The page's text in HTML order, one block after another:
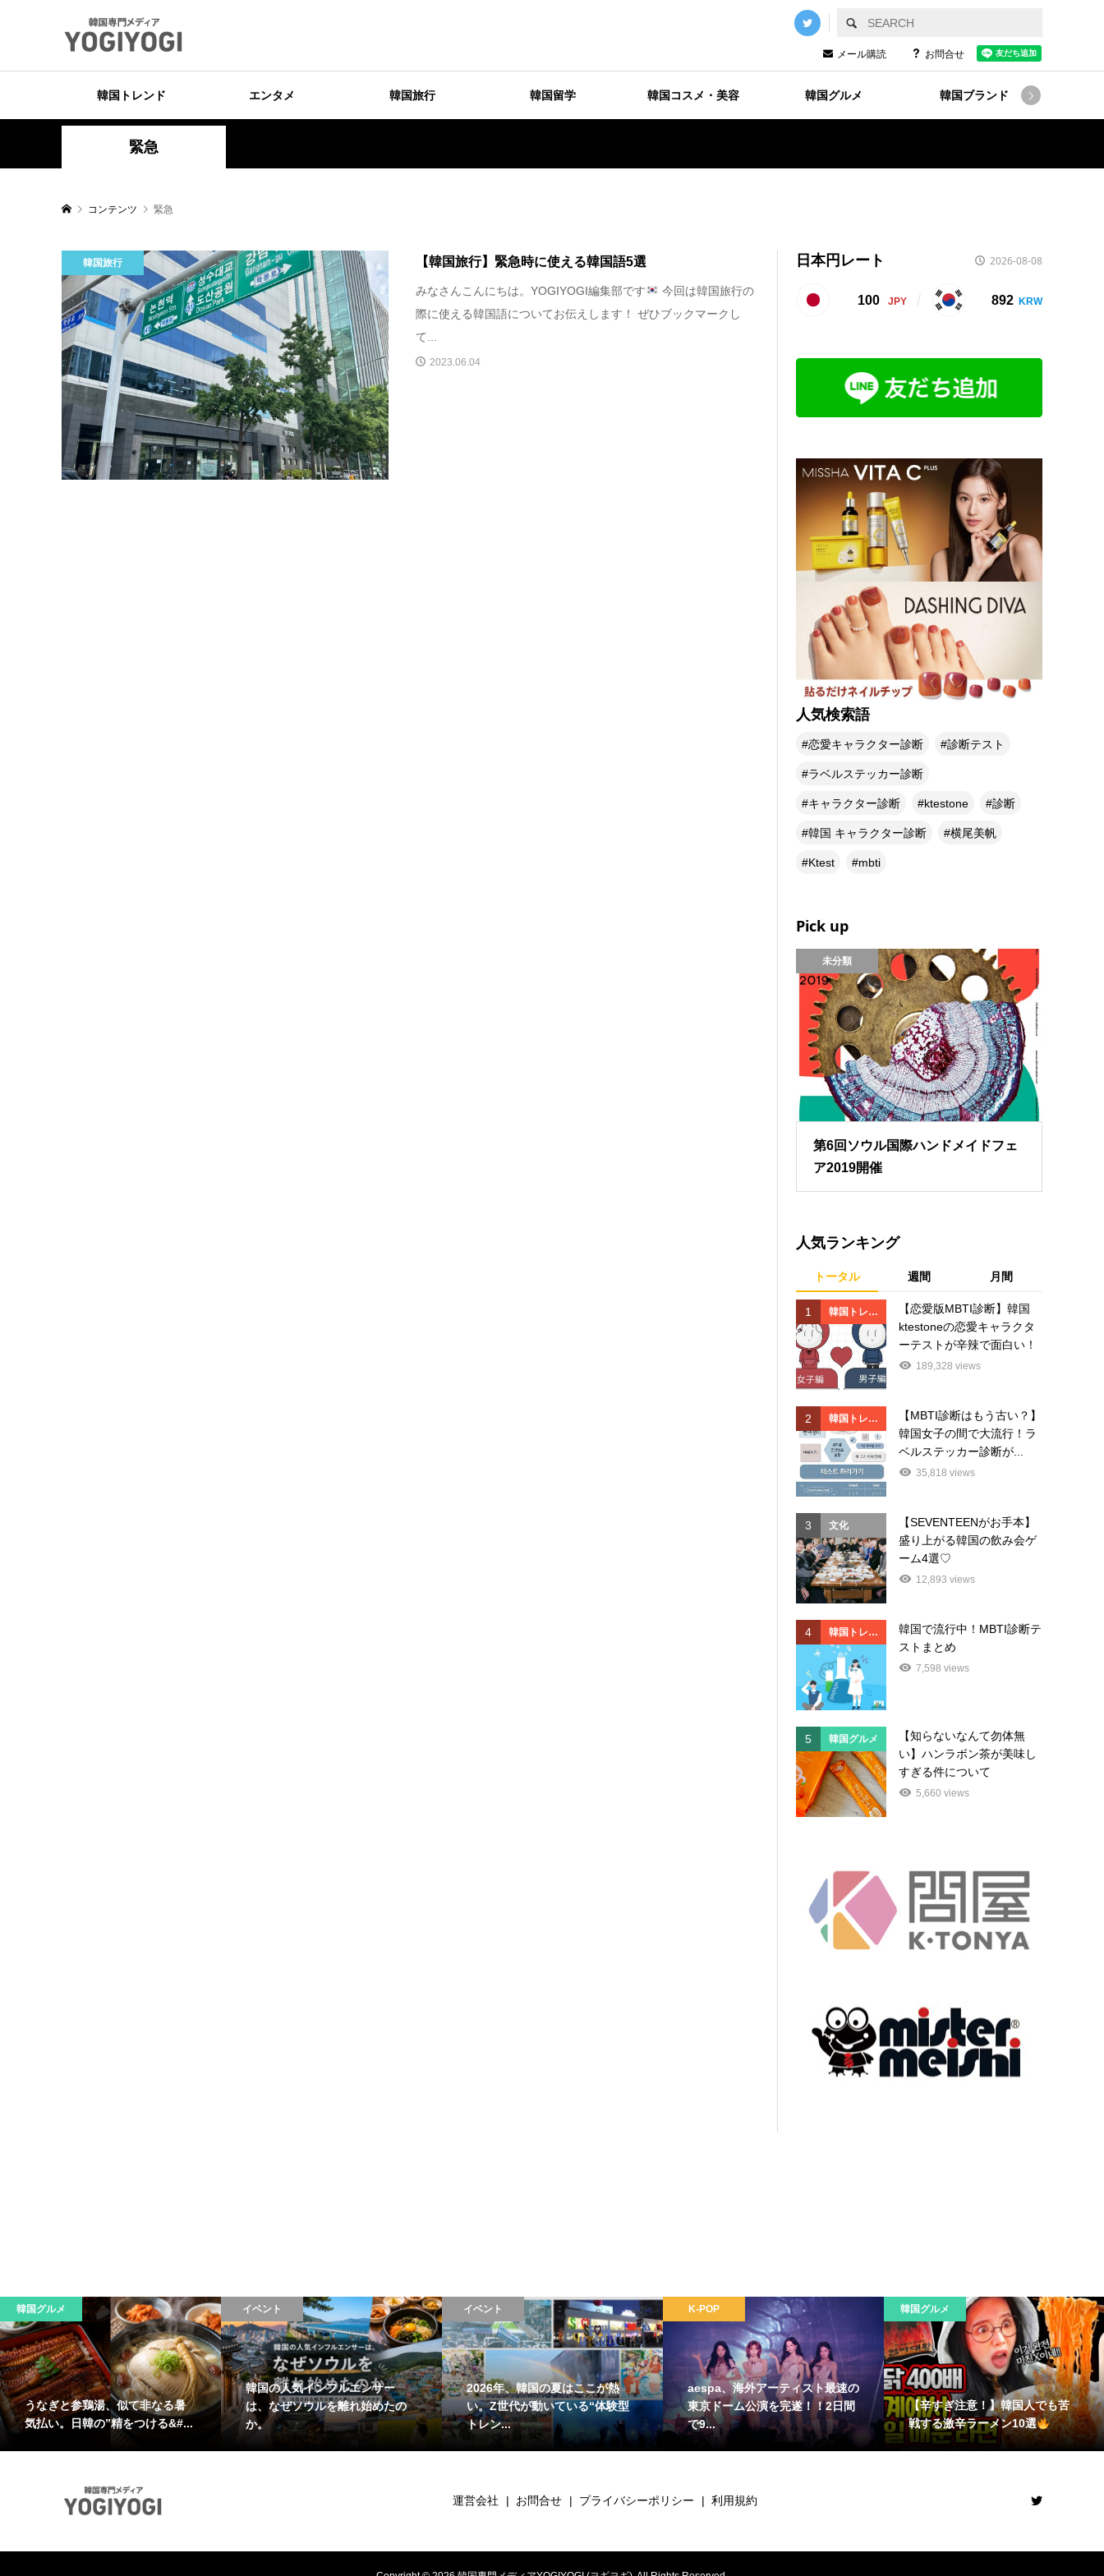
メール購読 お問合せ
韓国トレンド エンタメ 韓国旅行 韓国留学 韓国コスメ・美容 韓国グルメ 韓国ブランド 
緊急
コンテンツ 緊急
韓国旅行 【韓国旅行】緊急時に使える韓国語5選
みなさんこんにちは。YOGIYOGI編集部です
今回は韓国旅行の
際に使える韓国語についてお伝えします！ ぜひブックマークし
て...
2023.06.04
日本円レート 2026-08-08
100 892
人気検索語
恋愛キャラクター診断 診断テスト
ラベルステッカー診断
キャラクター診断 ktestone 診断
韓国 キャラクター診断 横尾美帆
Ktest mbti
Pick up
未分類
第6回ソウル国際ハンドメイドフェ
ア2019開催
人気ランキング
トータル 週間 月間
1 韓国トレン
ド
【恋愛版MBTI診断】韓国
ktestoneの恋愛キャラクタ
ーテストが辛辣で面白い！
189,328 views
2 韓国トレン
ド
【MBTI診断はもう古い？】
韓国女子の間で大流行！ラ
ベルステッカー診断が...
35,818 views
3 文化
【SEVENTEENがお手本】
盛り上がる韓国の飲み会ゲ
ーム4選♡
12,893 views
4 韓国トレン
ド
韓国で流行中！MBTI診断テ
ストまとめ
7,598 views
5 韓国グルメ
【知らないなんて勿体無
い】ハンラボン茶が美味し
すぎる件について
5,660 views
韓国グルメ
うなぎと参鶏湯、似て非なる暑
気払い。日韓の”精をつける&#...
イベント
韓国の人気インフルエンサー
は、なぜソウルを離れ始めたの
か。
イベント
2026年、韓国の夏はここが熱
い。Z世代が動いている“体験型
トレン...
K-POP
aespa、海外アーティスト最速の
東京ドーム公演を完遂！！2日間
で9...
韓国グルメ
【辛すぎ注意！】韓国人でも苦
戦する激辛ラーメン10選
運営会社 お問合せ プライバシーポリシー 利用規約